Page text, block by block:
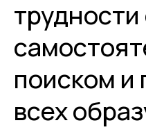
трудности
поиском
всех